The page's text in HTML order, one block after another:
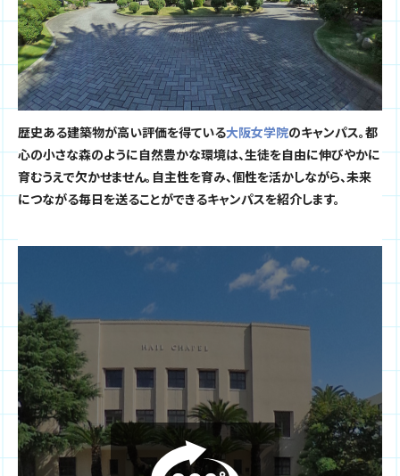
歴史ある建築物が高い評価を得ている大阪女学院のキャンパス。都
心の小さな森のように自然豊かな環境は、生徒を自由に伸びやかに
育むうえで欠かせません。 自主性を育み、個性を活かしながら、未来
につながる毎日を送ることができるキャンパスを紹介します。